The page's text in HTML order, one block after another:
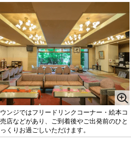
ンジではフリードリンクコーナー・絵本コ
店などがあり、ご到着後やご出発前のひと
くりお過ごしいただけます。